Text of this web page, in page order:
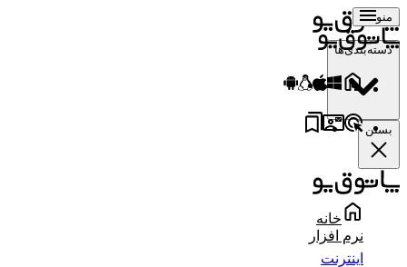
منو
دسته‌بندی‌ها
بستن
خانه
نرم افزار
اینترنت